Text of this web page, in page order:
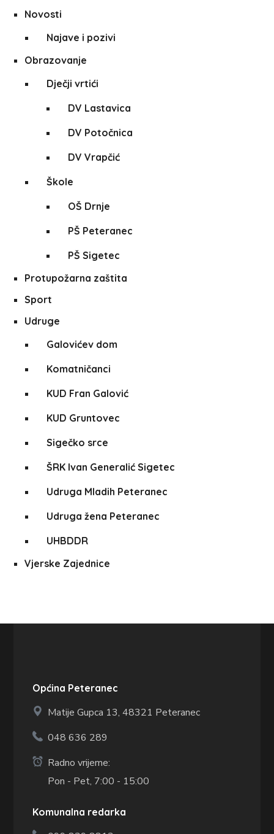
Novosti
Najave i pozivi
Obrazovanje
Dječji vrtići
DV Lastavica
DV Potočnica
DV Vrapčić
Škole
OŠ Drnje
PŠ Peteranec
PŠ Sigetec
Protupožarna zaštita
Sport
Udruge
Galovićev dom
Komatničanci
KUD Fran Galović
KUD Gruntovec
Sigečko srce
ŠRK Ivan Generalić Sigetec
Udruga Mladih Peteranec
Udruga žena Peteranec
UHBDDR
Vjerske Zajednice
Općina Peteranec
Matije Gupca 13,48321 Peteranec
048 636 289
Radno vrijeme:
Pon - Pet, 7:00 - 15:00
Komunalna redarka